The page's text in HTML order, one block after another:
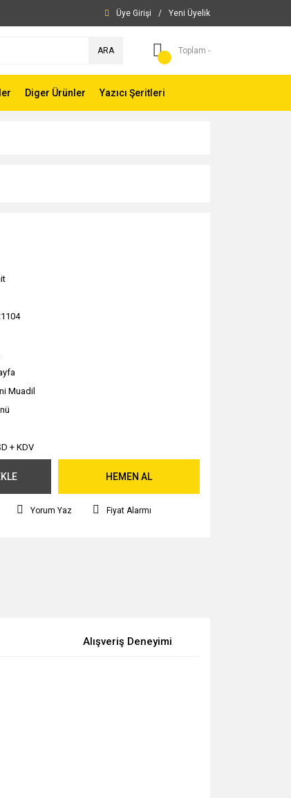
Üye Girişi / Yeni Üyelik
ARA Toplam -
Diger Ürünler Yazıcı Şeritleri
Muadil
+ KDV
HEMEN AL
Yorum Yaz Fiyat Alarmı
Alışveriş Deneyimi